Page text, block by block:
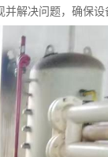
解决问题，确保设